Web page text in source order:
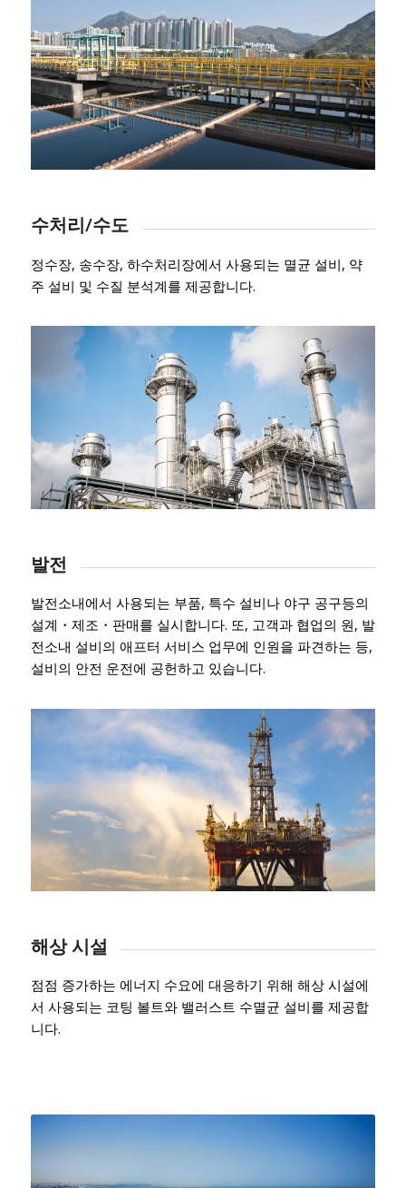
수처리/수도
정수장, 송수장, 하수처리장에서 사용되는 멸균 설비, 약
주 설비 및 수질 분석계를 제공합니다.
발전
발전소내에서 사용되는 부품, 특수 설비나 야구 공구등의
설계・제조・판매를 실시합니다. 또, 고객과 협업의 원, 발
전소내 설비의 애프터 서비스 업무에 인원을 파견하는 등,
설비의 안전 운전에 공헌하고 있습니다.
해상 시설
점점 증가하는 에너지 수요에 대응하기 위해 해상 시설에
서 사용되는 코팅 볼트와 밸러스트 수멸균 설비를 제공합
니다.